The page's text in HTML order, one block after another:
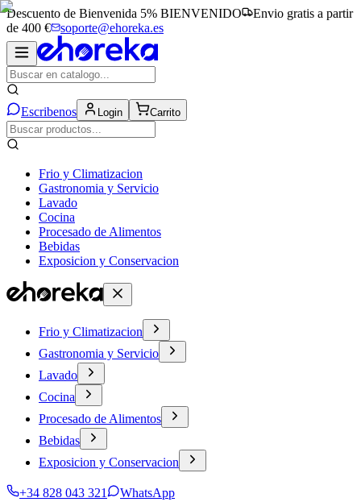
Descuento de Bienvenida 5% BIENVENIDO
Envio gratis a partir
de 400 €
soporte@ehoreka.es
Escribenos Login Carrito
Frio y Climatizacion
Gastronomia y Servicio
Lavado
Cocina
Procesado de Alimentos
Bebidas
Exposicion y Conservacion
Frio y Climatizacion
Gastronomia y Servicio
Lavado
Cocina
Procesado de Alimentos
Bebidas
Exposicion y Conservacion
+34 828 043 321
WhatsApp